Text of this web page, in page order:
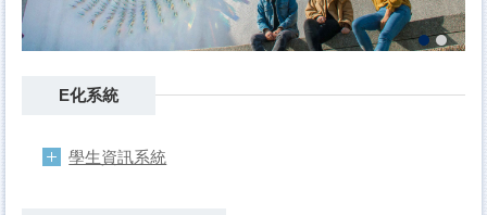
E化系統
學生資訊系統